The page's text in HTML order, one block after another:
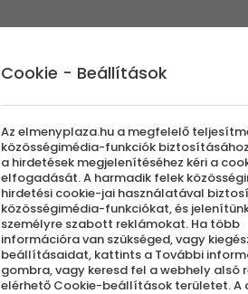
Cookie - Beállítások
Az elmenyplaza.hu a megfelelő
közösségimédia-funkciók
a hirdetések megjelenítéséhez kéri a
elfogadását. A harmadik felek
hirdetési cookie-jai használatával
közösségimédia-funkciókat, és
személyre szabott reklámokat. Ha több
információra van szükséged, vagy
beállításaidat, kattints a További
gombra, vagy keresd fel a webhely alsó
elérhető Cookie-beállítások területet. A